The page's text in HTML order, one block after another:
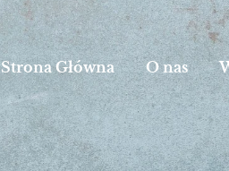
Strona Główna O nas